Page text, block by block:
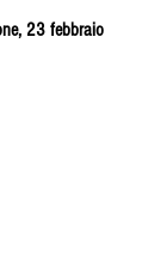
23 febbraio